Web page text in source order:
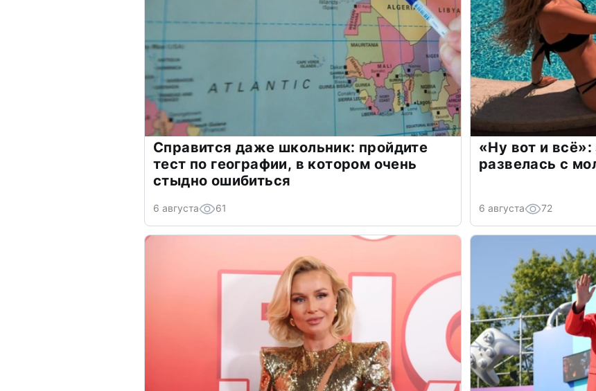
Справится даже школьник: пройдите
тест по географии, в котором очень
стыдно ошибиться
6 августа 61
«Ну вот и
развелась с
6 августа 72